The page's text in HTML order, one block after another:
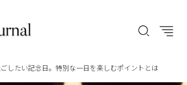
ンシエル ジャーナル）
したい記念日。特別な一日を楽しむポイントとは